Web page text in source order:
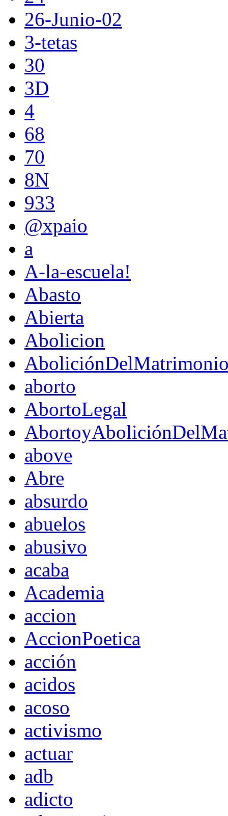
26-Junio-02
3-tetas
30
3D
4
68
70
8N
933
@xpaio
a
A-la-escuela!
Abasto
Abierta
Abolicion
aborto
AbortoLegal
above
Abre
absurdo
abuelos
abusivo
acaba
Academia
accion
AccionPoetica
acción
acidos
acoso
activismo
actuar
adb
adicto